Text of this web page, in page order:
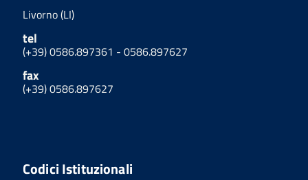
Livorno (LI)
tel
(+39) 0586.897361 - 0586.897627
fax
(+39) 0586.897627
Codici Istituzionali